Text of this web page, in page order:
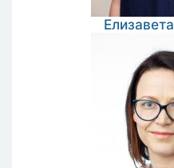
Елизавета